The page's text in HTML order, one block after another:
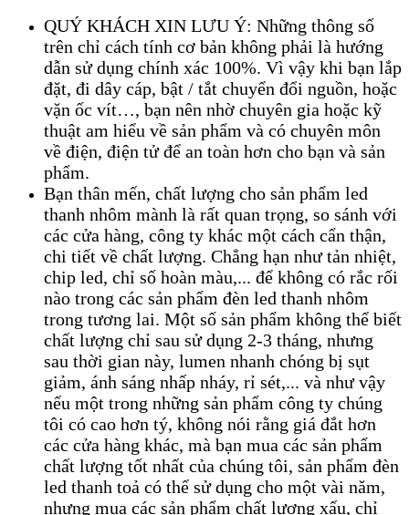
QUÝ KHÁCH XIN LƯU Ý: Những thông số
trên chỉ cách tính cơ bản không phải là hướng
dẫn sử dụng chính xác 100%. Vì vậy khi bạn lắp
đặt, đi dây cáp, bật / tắt chuyển đổi nguồn, hoặc
vặn ốc vít…, bạn nên nhờ chuyên gia hoặc kỹ
thuật am hiểu về sản phẩm và có chuyên môn
về điện, điện tử để an toàn hơn cho bạn và sản
phẩm.
Bạn thân mến, chất lượng cho sản phẩm led
thanh nhôm mành là rất quan trọng, so sánh với
các cửa hàng, công ty khác một cách cẩn thận,
chi tiết về chất lượng. Chẳng hạn như tản nhiệt,
chip led, chỉ số hoàn màu,... để không có rắc rối
nào trong các sản phẩm đèn led thanh nhôm
trong tương lai. Một số sản phẩm không thể biết
chất lượng chỉ sau sử dụng 2-3 tháng, nhưng
sau thời gian này, lumen nhanh chóng bị sụt
giảm, ánh sáng nhấp nháy, rỉ sét,... và như vậy
nếu một trong những sản phẩm công ty chúng
tôi có cao hơn tý, không nói rằng giá đắt hơn
các cửa hàng khác, mà bạn mua các sản phẩm
chất lượng tốt nhất của chúng tôi, sản phẩm đèn
led thanh toả có thể sử dụng cho một vài năm,
nhưng mua các sản phẩm chất lượng xấu, chỉ